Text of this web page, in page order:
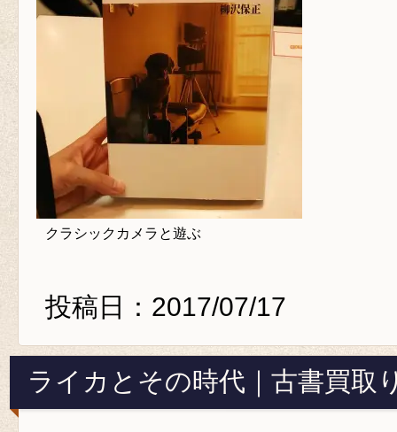
クラシックカメラと遊ぶ
投稿日：2017/07/17
ライカとその時代｜古書買取